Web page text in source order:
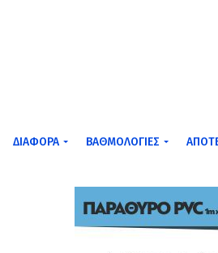
ΔΙΆΦΟΡΑ ΒΑΘΜΟΛΟΓΊΕΣ